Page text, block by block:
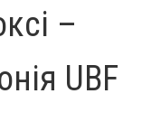
–
UBF